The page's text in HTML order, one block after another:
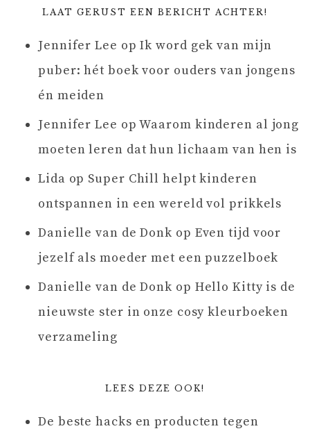
LAAT GERUST EEN BERICHT ACHTER!
Jennifer Lee opIk word gek van mijn
puber: hét boek voor ouders van jongens
én meiden
Jennifer Lee opWaarom kinderen al jong
moeten leren dat hun lichaam van hen is
Lida op Super Chill helpt kinderen
ontspannen in een wereld vol prikkels
Danielle van de Donk op Even tijd voor
jezelf als moeder met een puzzelboek
Danielle van de Donk op Hello Kitty is de
nieuwste ster in onze cosy kleurboeken
verzameling
LEES DEZE OOK!
De beste hacks en producten tegen